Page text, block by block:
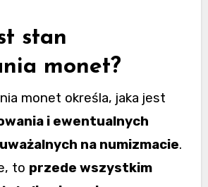
stan
monet?
monet określa, jaka jest
i ewentualnych
na numizmacie.
to przede wszystkim